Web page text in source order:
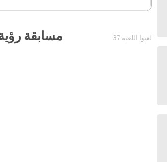
مسابقة 37 لعبوا اللعبة